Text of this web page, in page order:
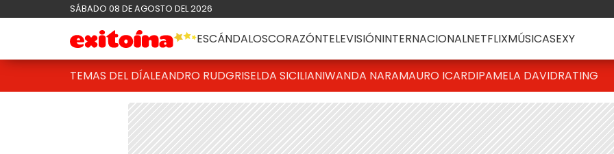
SÁBADO 08 DE AGOSTO DEL 2026
ESCÁNDALOSCORAZÓNTELEVISIÓNINTERNACIONALNETFLIXMÚSICASEXY
TEMAS DEL DÍALEANDRO RUDGRISELDA SICILIANIWANDA NARAMAURO ICARDIPAMELA DAVIDRATING